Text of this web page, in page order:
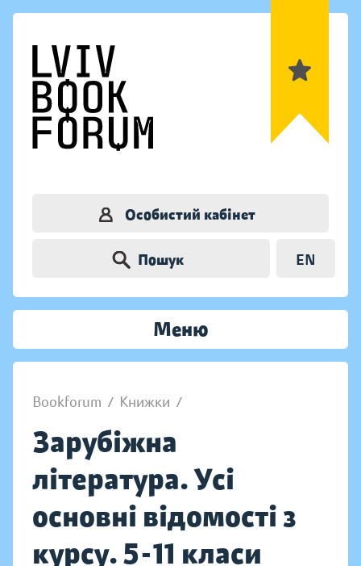
Особистий кабінет
Пошук EN
Меню
Bookforum / Книжки /
Зарубіжна
література. Усі
основні відомості з
курсу. 5-11 класи